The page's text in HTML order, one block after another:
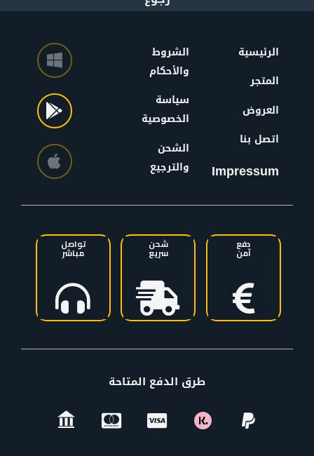
الرئيسية
المتجر
العروض
اتصل بنا
Impressum
الشروط
والأحكام
سياسة
الخصوصية
الشحن
والترجيع
دفع
آمن
شحن
سريع
تواصل
مباشر
طرق الدفع المتاحة